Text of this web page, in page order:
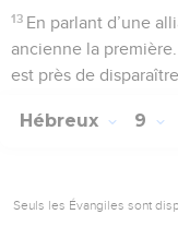
13 En parlant d’une
ancienne la
est près de disparaître.
Hébreux 9
Seuls les Évangiles sont